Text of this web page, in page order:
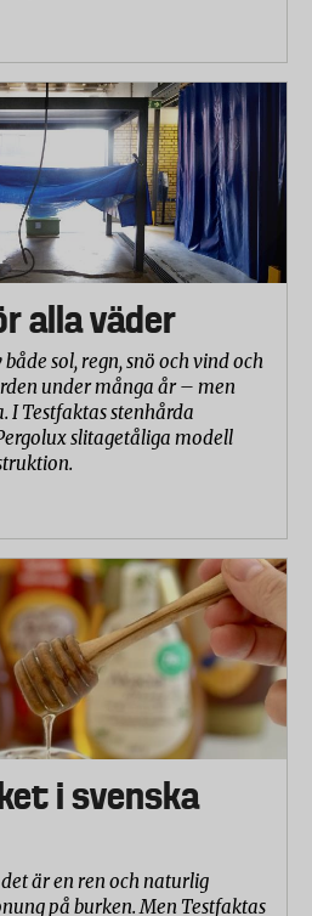
alla väder
sol, regn, snö och vind och
under många år – men
I Testfaktas stenhårda
slitagetåliga modell
i svenska
är en ren och naturlig
på burken. Men Testfaktas